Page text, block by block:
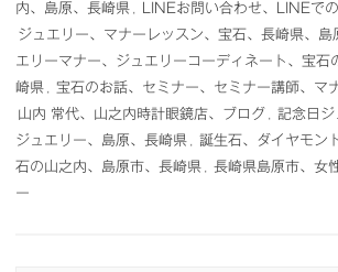
内、島原、長崎県
LINEお問い合わせ、LINEで
ジュエリー、マナーレッスン、宝石、長崎県、島
エリーマナー、ジュエリーコーディネート、宝石
崎県
宝石のお話、セミナー、セミナー講師、マ
山内 常代、山之内時計眼鏡店、ブログ
記念日ジ
ジュエリー、島原、長崎県
誕生石、ダイヤモン
石の山之内、島原市、長崎県
長崎県島原市、女
ー